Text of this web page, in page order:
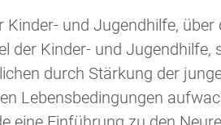
und Jugendhilfe, über
der Kinder- und Jugendhilfe,
durch Stärkung der
Lebensbedingungen